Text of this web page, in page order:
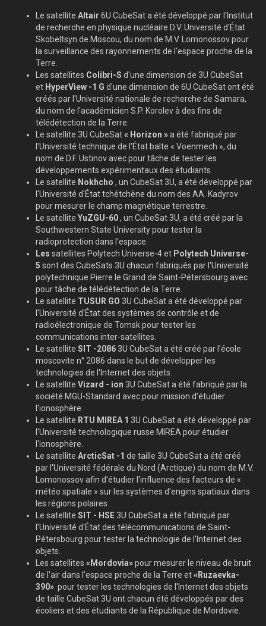
Le satellite Altair 6U CubeSat a été développé par l'Institut
de recherche en physique nucléaire D.V. Université d'État
Skobeltsyn de Moscou, du nom de M.V. Lomonossov pour
la surveillance des rayonnements de l'espace proche de la
Terre.
Les satellites Colibri-S d'une dimension de 3U CubeSat
et HyperView -1 G d'une dimension de 6U CubeSat ont été
créés par l'Université nationale de recherche de Samara,
du nom de l'académicien S.P. Korolev à des fins de
télédétection de la Terre.
Le satellite 3U CubeSat« Horizon »a été fabriqué par
l'Université technique de l'État balte « Voenmech », du
nom de D.F. Ustinov avec pour tâche de tester les
développements expérimentaux des étudiants.
Le satellite Nokhcho , un CubeSat 3U, a été développé par
l'Université d'État tchétchène du nom des AA. Kadyrov
pour mesurer le champ magnétique terrestre.
Le satellite YuZGU-60, un CubeSat 3U, a été créé par la
Southwestern State University pour tester la
radioprotection dans l'espace.
Les satellites Polytech Universe-4 et Polytech Universe-
5 sont des CubeSats 3U chacun fabriqués par l'Université
polytechnique Pierre le Grand de Saint-Pétersbourg avec
pour tâche de télédétection de la Terre.
Le satellite TUSUR GO 3U CubeSat a été développé par
l'Université d'État des systèmes de contrôle et de
radioélectronique de Tomsk pour tester les
communications inter-satellites.
Le satellite SIT -20863U CubeSat a été créé par l'école
moscovite n° 2086 dans le but de développer les
technologies de l'Internet des objets.
Le satellite Vizard - ion 3U CubeSat a été fabriqué par la
société MGU-Standard avec pour mission d'étudier
l'ionosphère.
Le satellite RTU MIREA 1 3U CubeSat a été développé par
l'Université technologique russe MIREA pour étudier
l'ionosphère.
Le satellite ArcticSat -1 de taille 3U CubeSat a été créé
par l'Université fédérale du Nord (Arctique) du nom de M.V.
Lomonossov afin d'étudier l'influence des facteurs de «
météo spatiale » sur les systèmes d'engins spatiaux dans
les régions polaires.
Le satellite SIT - HSE3U CubeSat a été fabriqué par
l'Université d'État des télécommunications de Saint-
Pétersbourg pour tester la technologie de l'Internet des
objets.
Les satellites «Mordovia»pour mesurer le niveau de bruit
de l'air dans l'espace proche de la Terre et«Ruzaevka-
390» pour tester les technologies de l'Internet des objets
de taille CubeSat 3U ont chacun été développés par des
écoliers et des étudiants de la République de Mordovie.